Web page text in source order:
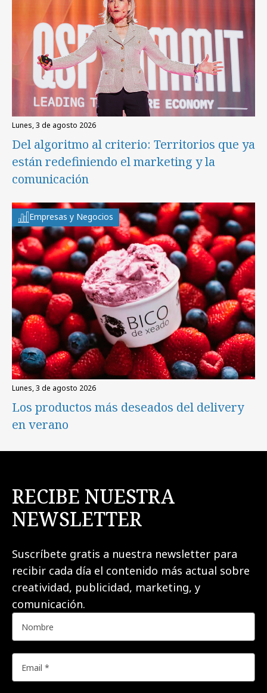
lunes, 3 de agosto 2026
Del algoritmo al criterio: Territorios que ya
están redefiniendo el marketing y la
comunicación
Empresas y Negocios
lunes, 3 de agosto 2026
Los productos más deseados del delivery
en verano
RECIBE NUESTRA
NEWSLETTER
Suscríbete gratis a nuestra newsletter para
recibir cada día el contenido más actual sobre
creatividad, publicidad, marketing, y
comunicación.